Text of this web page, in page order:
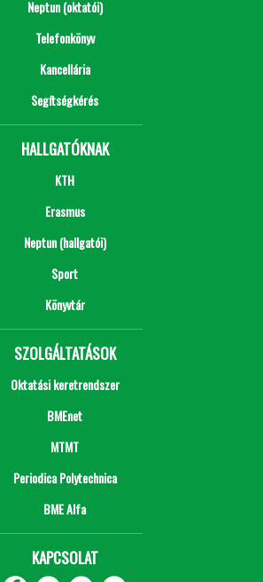
Neptun (oktatói)
Telefonkönyv
Kancellária
Segítségkérés
HALLGATÓKNAK
KTH
Erasmus
Neptun (hallgatói)
Sport
Könyvtár
SZOLGÁLTATÁSOK
Oktatási keretrendszer
BMEnet
MTMT
Periodica Polytechnica
BME Alfa
KAPCSOLAT